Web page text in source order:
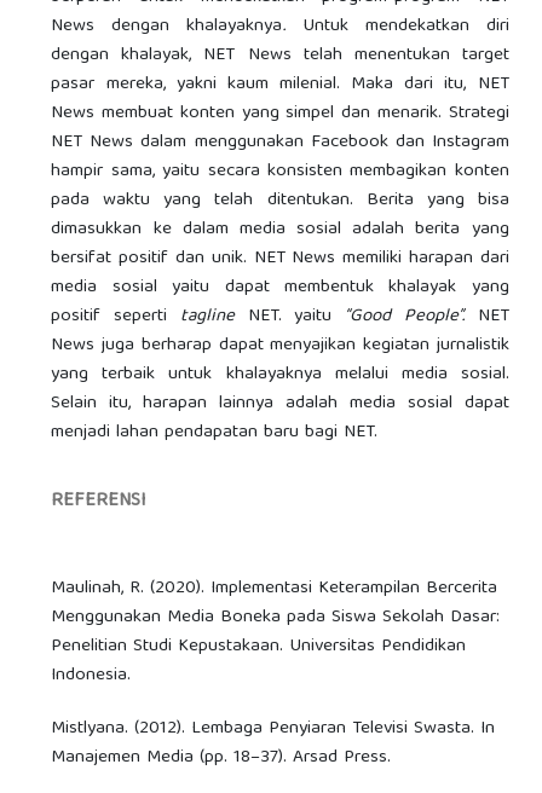
News dengan khalayaknya. Untuk mendekatkan diri
dengan khalayak, NET News telah menentukan target
pasar mereka, yakni kaum milenial. Maka dari itu, NET
News membuat konten yang simpel dan menarik. Strategi
NET News dalam menggunakan Facebook dan Instagram
hampir sama, yaitu secara konsisten membagikan konten
pada waktu yang telah ditentukan. Berita yang bisa
dimasukkan ke dalam media sosial adalah berita yang
bersifat positif dan unik. NET News memiliki harapan dari
media sosial yaitu dapat membentuk khalayak yang
positif seperti taglineNET. yaitu “Good People”. NET
News juga berharap dapat menyajikan kegiatan jurnalistik
yang terbaik untuk khalayaknya melalui media sosial.
Selain itu, harapan lainnya adalah media sosial dapat
menjadi lahan pendapatan baru bagi NET.
REFERENSI
Maulinah, R. (2020). Implementasi Keterampilan Bercerita
Menggunakan Media Boneka pada Siswa Sekolah Dasar:
Penelitian Studi Kepustakaan. Universitas Pendidikan
Indonesia.
Mistlyana. (2012). Lembaga Penyiaran Televisi Swasta. In
Manajemen Media (pp. 18–37). Arsad Press.